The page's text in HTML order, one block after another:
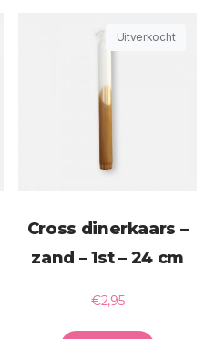
Uitverkocht
Cross dinerkaars –
zand – 1st – 24 cm
€2,95